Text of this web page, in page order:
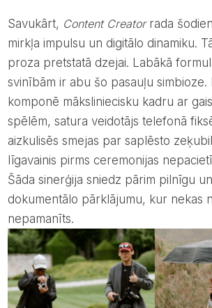
Savukārt, Content Creatorrada
mirkļa impulsu un digitālo dinamiku.
proza pretstatā dzejai. Labākā
svinībām ir abu šo pasauļu
komponē māksliniecisku kadru ar
spēlēm, satura veidotājs telefonā
aizkulisēs smejas par saplēsto
līgavainis pirms ceremonijas
Šāda sinerģija sniedz pārim pilnīgu
dokumentālo pārklājumu, kur nekas
nepamanīts.